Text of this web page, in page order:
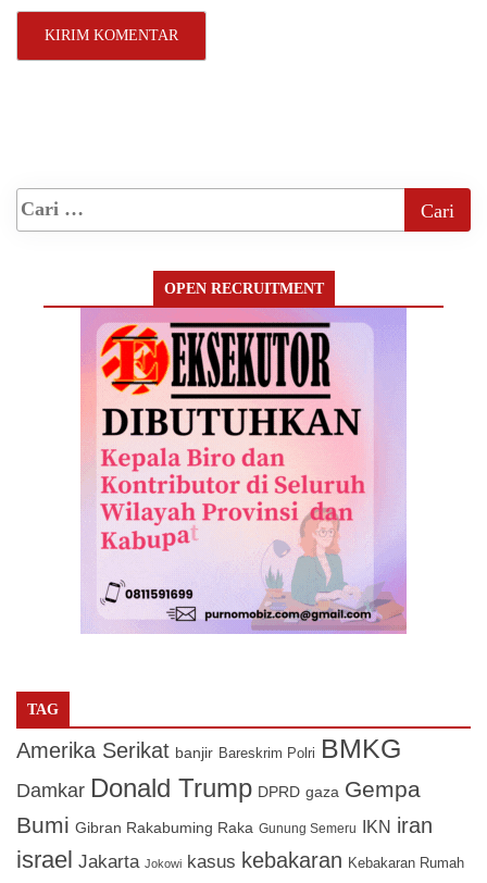
OPEN RECRUITMENT
TAG
Amerika Serikat banjir Bareskrim Polri BMKG
Damkar Donald Trump DPRD gaza Gempa
Bumi Gibran Rakabuming Raka Gunung Semeru IKN iran
israel Jakarta Jokowi kasus kebakaran Kebakaran Rumah